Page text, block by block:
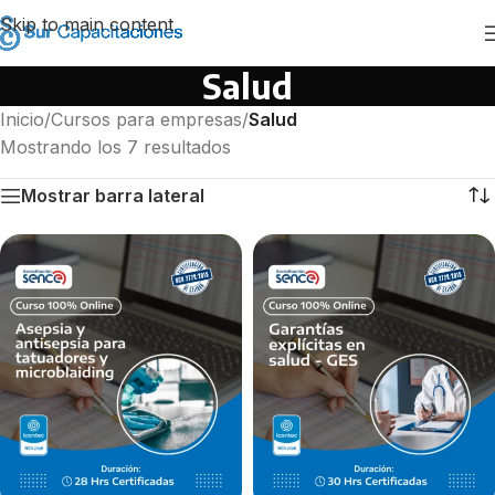
Skip to main content
Salud
Inicio/Cursos para empresas/Salud
Mostrando los 7 resultados
Mostrar barra lateral